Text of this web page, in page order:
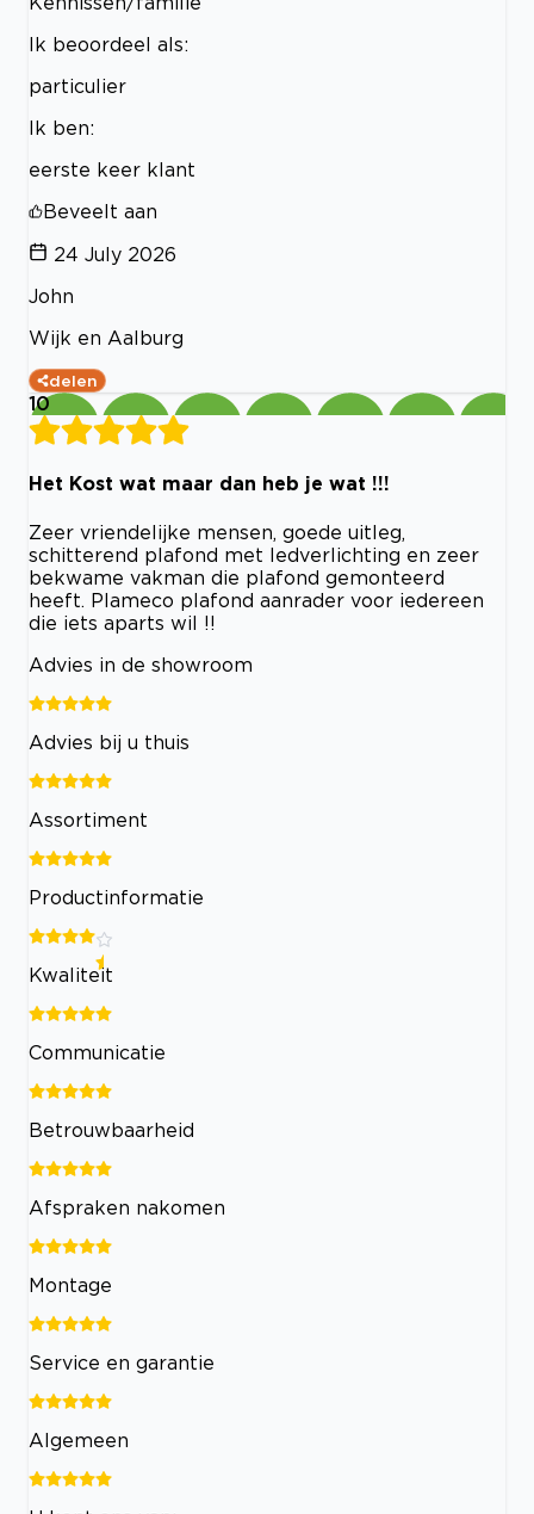
Ik beoordeel als:
particulier
Ik ben:
eerste keer klant
Beveelt aan
24 July 2026
John
Wijk en Aalburg
delen
10
Het Kost wat maar dan heb je wat !!!
Zeer vriendelijke mensen, goede uitleg,
schitterend plafond met ledverlichting en zeer
bekwame vakman die plafond gemonteerd
heeft. Plameco plafond aanrader voor iedereen
die iets aparts wil !!
Advies in de showroom
Advies bij u thuis
Assortiment
Productinformatie
Kwaliteit
Communicatie
Betrouwbaarheid
Afspraken nakomen
Montage
Service en garantie
Algemeen